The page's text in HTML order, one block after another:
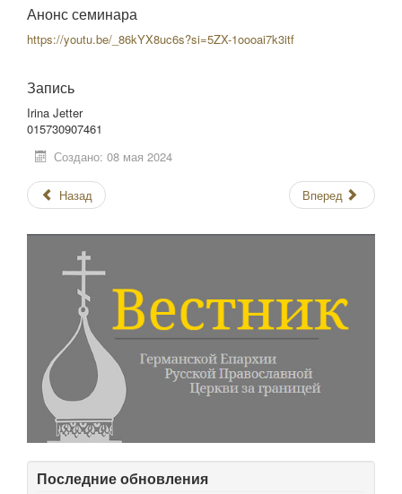
Анонс семинара
https://youtu.be/_86kYX8uc6s?si=5ZX-1oooai7k3itf
Запись
Irina Jetter
015730907461
Создано: 08 мая 2024
Назад Вперед
Последние обновления